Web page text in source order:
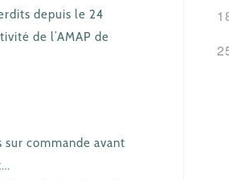
depuis le 24
de l’AMAP de
commande avant